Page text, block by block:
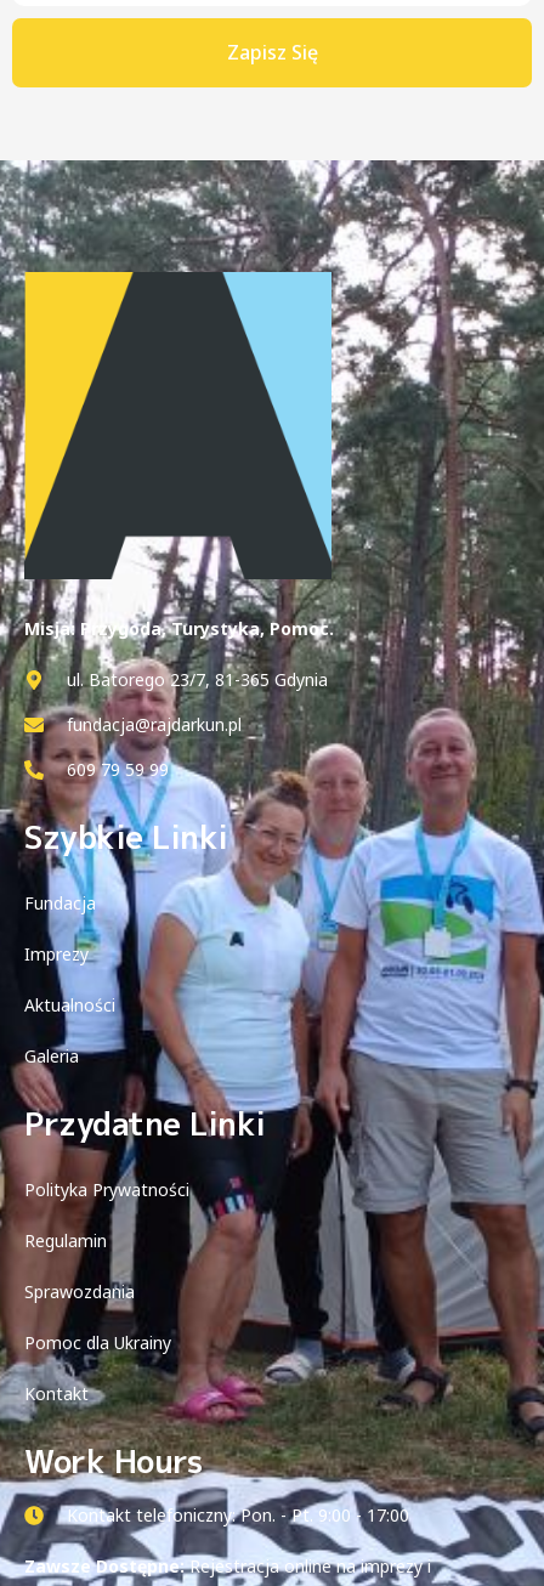
Zapisz Się
Misja: Przygoda, Turystyka, Pomoc.
ul. Batorego 23/7, 81-365 Gdynia
fundacja@rajdarkun.pl
609 79 59 99
Szybkie Linki
Fundacja
Imprezy
Aktualności
Galeria
Przydatne Linki
Polityka Prywatności
Regulamin
Sprawozdania
Pomoc dla Ukrainy
Kontakt
Work Hours
Kontakt telefoniczny: Pon. - Pt. 9:00 - 17:00
Zawsze Dostępne:Rejestracja online na imprezy i